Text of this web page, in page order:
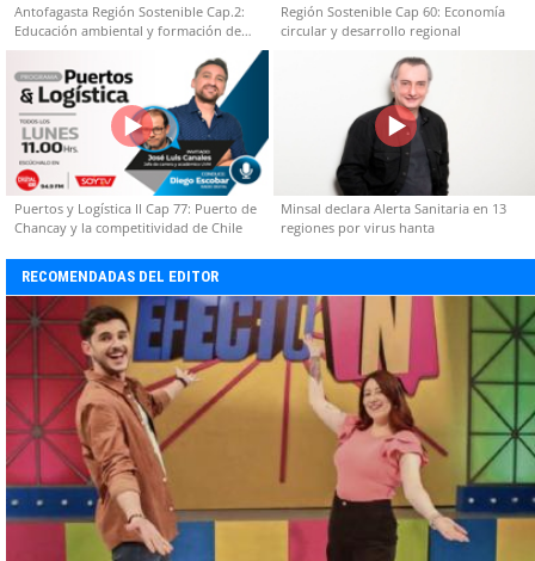
Antofagasta Región Sostenible Cap.2:
Educación ambiental y formación de
capacidades técnicas
Región Sostenible Cap 60: Economía
circular y desarrollo regional
Puertos y Logística II Cap 77: Puerto de
Chancay y la competitividad de Chile
Minsal declara Alerta Sanitaria en 13
regiones por virus hanta
RECOMENDADAS DEL EDITOR